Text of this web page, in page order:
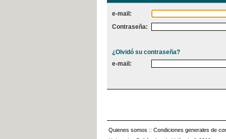
e-mail:
Contraseña:
¿Olvidó su contraseña?
e-mail:
Quienes somos :: Condiciones generales de